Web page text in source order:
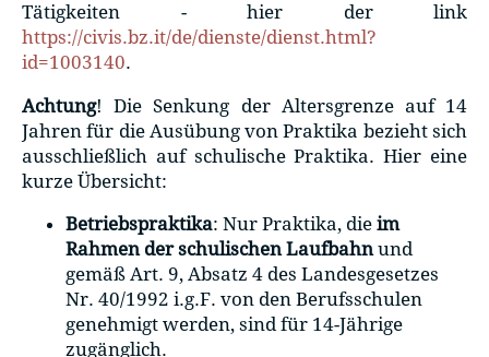
Tätigkeiten - hier der link
https://civis.bz.it/de/dienste/dienst.html?
id=1003140.
Achtung! Die Senkung der Altersgrenze auf 14
Jahren für die Ausübung von Praktika bezieht sich
ausschließlich auf schulische Praktika. Hier eine
kurze Übersicht:
Betriebspraktika: Nur Praktika, die im
Rahmen der schulischen Laufbahnund
gemäß Art. 9, Absatz 4 des Landesgesetzes
Nr. 40/1992 i.g.F. von den Berufsschulen
genehmigt werden, sind für 14-Jährige
zugänglich.